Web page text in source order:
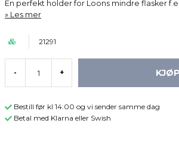
En perfekt holder for Loons mindre flasker
Les mer
21291
- +
Bestill før kl 14:00 og vi sender samme dag
Betal med Klarna eller Swish